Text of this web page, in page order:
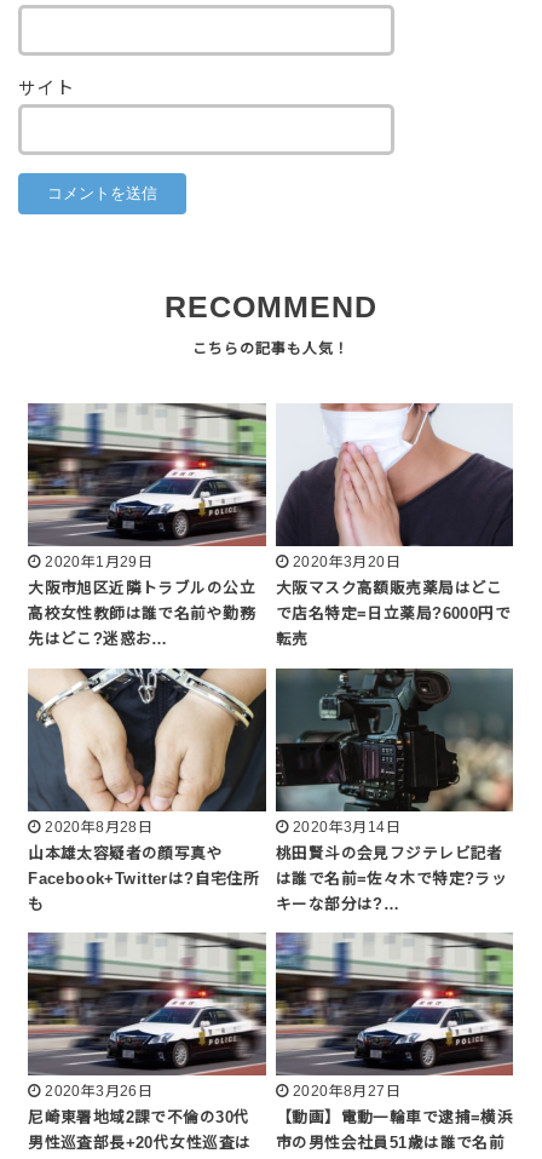
サイト
RECOMMEND
2020年1月29日
大阪市旭区近隣トラブルの公立
高校女性教師は誰で名前や勤務
先はどこ?迷惑お…
2020年3月20日
大阪マスク高額販売薬局はどこ
で店名特定=日立薬局?6000円で
転売
2020年8月28日
山本雄太容疑者の顔写真や
Facebook+Twitterは?自宅住所
も
2020年3月14日
桃田賢斗の会見フジテレビ記者
は誰で名前=佐々木で特定?ラッ
キーな部分は?…
2020年3月26日
尼崎東署地域2課で不倫の30代
男性巡査部長+20代女性巡査は
2020年8月27日
【動画】電動一輪車で逮捕=横浜
市の男性会社員51歳は誰で名前